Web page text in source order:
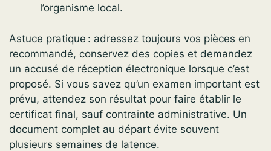
l’organisme local.
Astuce pratique : adressez toujours vos pièces en
recommandé, conservez des copies et demandez
un accusé de réception électronique lorsque c’est
proposé. Si vous savez qu’un examen important est
prévu, attendez son résultat pour faire établir le
certificat final, sauf contrainte administrative. Un
document complet au départ évite souvent
plusieurs semaines de latence.